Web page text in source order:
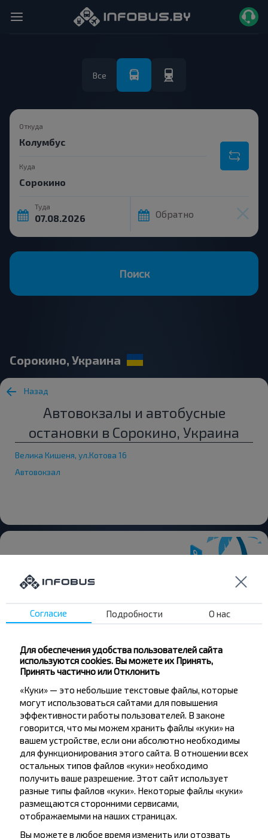
Все
Откуда
Куда
Туда
Обратно
Поиск
Сорокино, Украина
Назад
Автовокзалы и автобусные
остановки в Сорокино, Украина
Велика Кишеня, ул.Котова 16
Автовокзал
Хотите
путешествовать
Не пропусти специальные акции, скидки и
другие интересные предложения INFOBUS.
Подпишись на получение новостей и
путешествуй с нами дешевле!
Подписаться
Согласие Подробности О нас
Для обеспечения удобства пользователей сайта
используются cookies. Вы можете их Принять,
Принять частично или Отклонить
«Куки» — это небольшие текстовые файлы, которые
могут использоваться сайтами для повышения
эффективности работы пользователей. В законе
говорится, что мы можем хранить файлы «куки» на
вашем устройстве, если они абсолютно необходимы
для функционирования этого сайта. В отношении всех
остальных типов файлов «куки» необходимо
получить ваше разрешение. Этот сайт использует
разные типы файлов «куки». Некоторые файлы «куки»
размещаются сторонними сервисами,
отображаемыми на наших страницах.
Вы можете в любое время изменить или отозвать